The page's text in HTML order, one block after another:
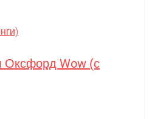
Оксфорд Wow (с